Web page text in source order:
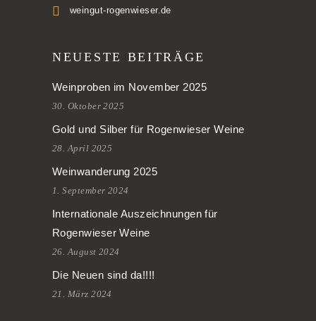
weingut-rogenwieser.de
NEUESTE BEITRÄGE
Weinproben im November 2025
30. Oktober 2025
Gold und Silber für Rogenwieser Weine
28. April 2025
Weinwanderung 2025
1. September 2024
Internationale Auszeichnungen für
Rogenwieser Weine
26. August 2024
Die Neuen sind da!!!!
21. März 2024